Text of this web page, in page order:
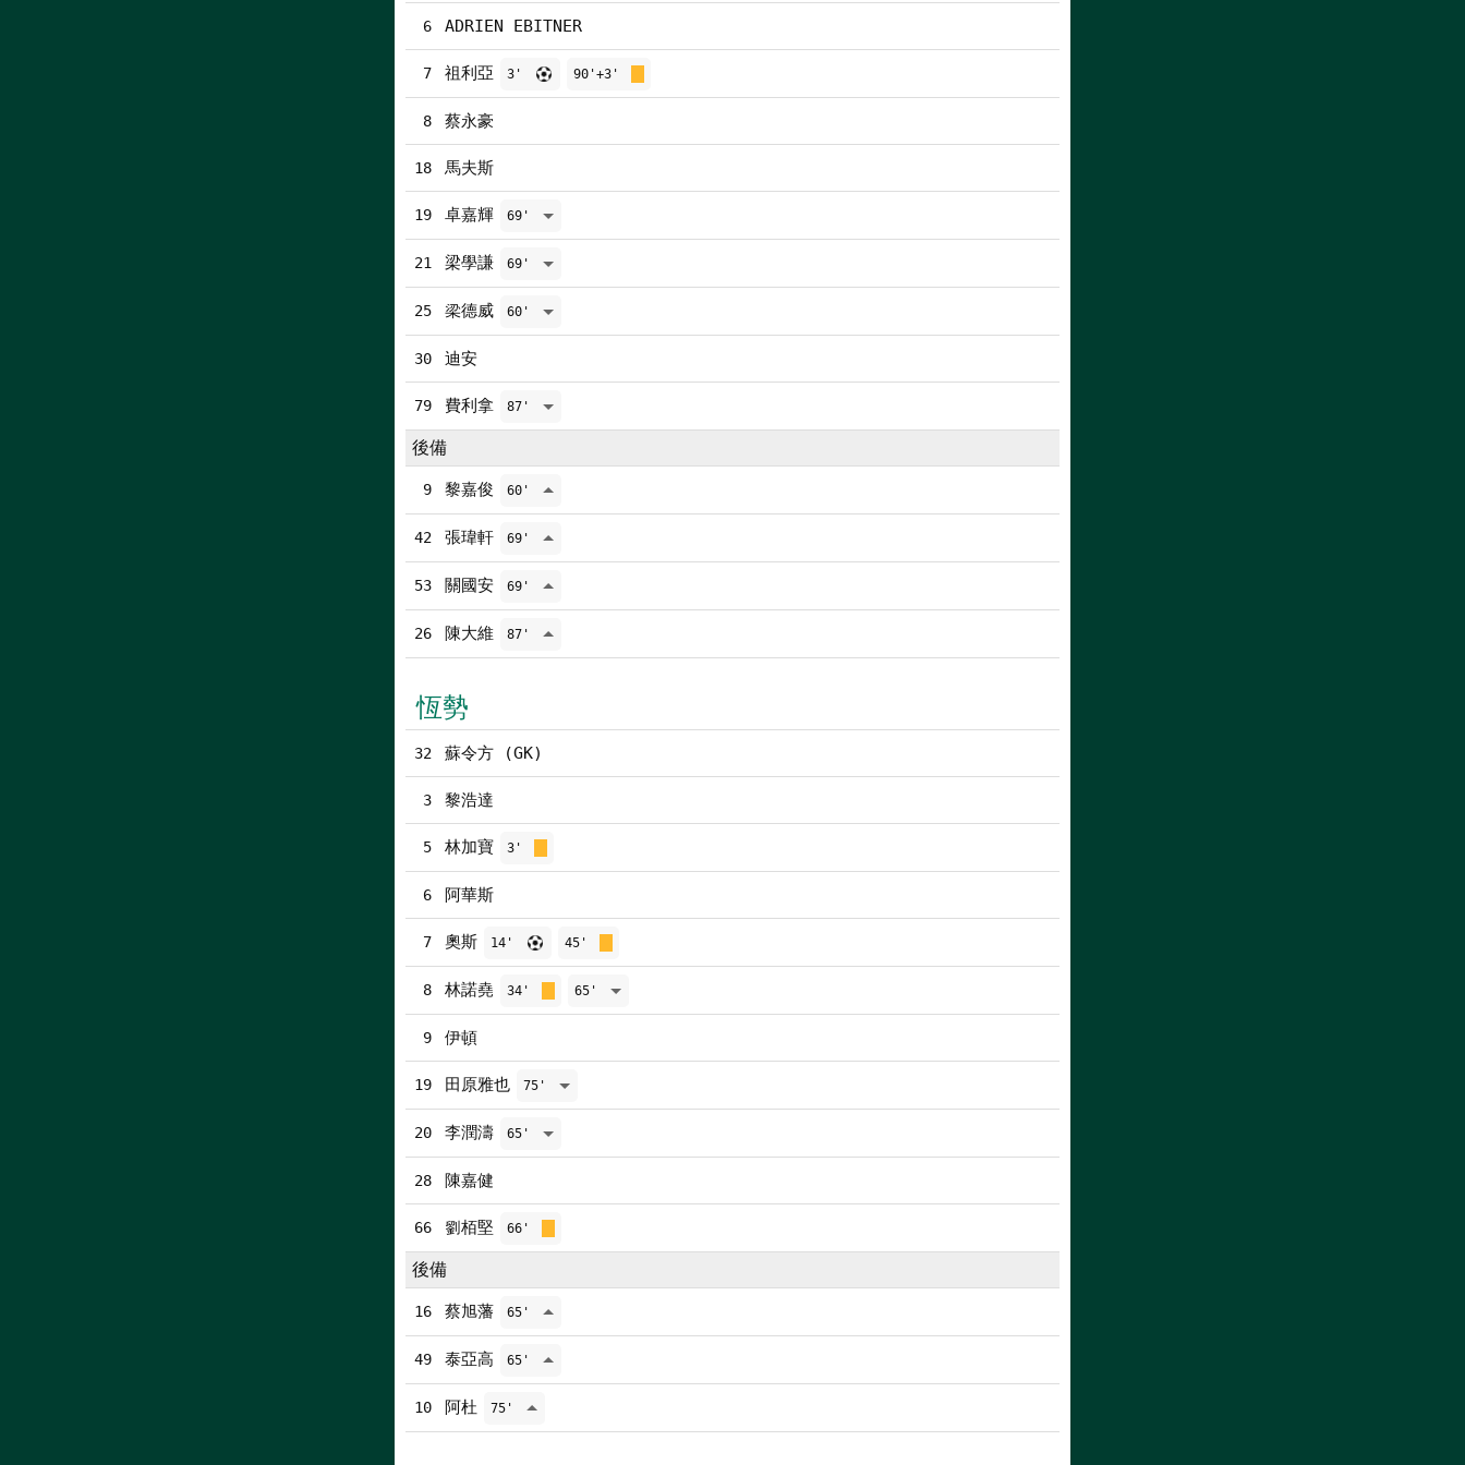
6 ADRIEN EBITNER
7 祖利亞 3' 90'+3'
8 蔡永豪
18 馬夫斯
19 卓嘉輝 69'
21 梁學謙 69'
25 梁德威 60'
30 迪安
79 費利拿 87'
後備
9 黎嘉俊 60'
42 張瑋軒 69'
53 關國安 69'
26 陳大維 87'
恆勢
32 蘇令方 (GK)
3 黎浩達
5 林加寶 3'
6 阿華斯
7 奧斯 14' 45'
8 林諾堯 34' 65'
9 伊頓
19 田原雅也 75'
20 李潤濤 65'
28 陳嘉健
66 劉栢堅 66'
後備
16 蔡旭藩 65'
49 泰亞高 65'
10 阿杜 75'